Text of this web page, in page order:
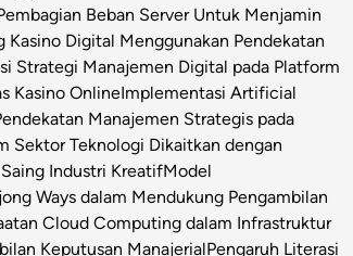
Beban Server Untuk Menjamin
Digital Menggunakan Pendekatan
Strategi Manajemen Digital pada Platform
Kasino OnlineImplementasi Artificial
Manajemen Strategis pada
Sektor Teknologi Dikaitkan dengan
Industri KreatifModel
Ways dalam Mendukung Pengambilan
Cloud Computing dalam Infrastruktur
Keputusan ManajerialPengaruh Literasi